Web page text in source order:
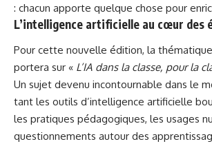
: chacun apporte quelque chose pour
L’intelligence artificielle au cœur des
Pour cette nouvelle édition, la
portera sur « L’IA dans la classe, pour la
Un sujet devenu incontournable dans le
tant les outils d’intelligence artificielle
les pratiques pédagogiques, les usages
questionnements autour des